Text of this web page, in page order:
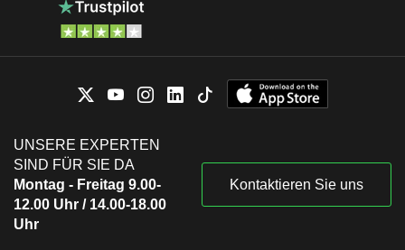
UNSERE EXPERTEN
SIND FÜR SIE DA
Montag - Freitag 9.00-
12.00 Uhr / 14.00-18.00
Uhr
Kontaktieren Sie uns